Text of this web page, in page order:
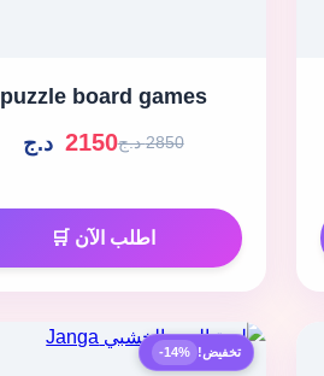
puzzle board games
2850 د.ج 2150 د.ج
اطلب الآن 🛒
تخفيض! -14%